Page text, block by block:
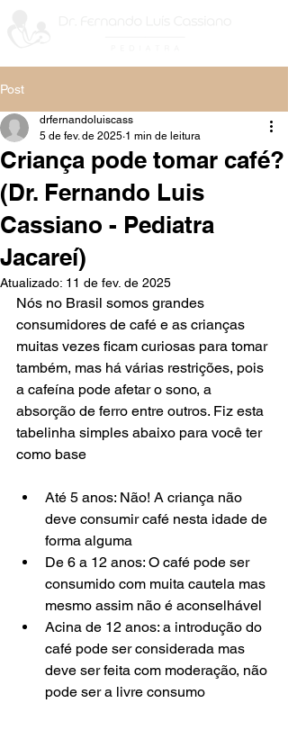
Post
Criança pode tomar café?
(Dr. Fernando Luis
Cassiano - Pediatra
Jacareí)
drfernandoluiscass
5 de fev. de 2025 1 min de leitura
Atualizado: 11 de fev. de 2025
Nós no Brasil somos grandes
consumidores de café e as crianças
muitas vezes ficam curiosas para tomar
também, mas há várias restrições, pois
a cafeína pode afetar o sono, a
absorção de ferro entre outros. Fiz esta
tabelinha simples abaixo para você ter
como base
Até 5 anos: Não! A criança não
deve consumir café nesta idade de
forma alguma
De 6 a 12 anos: O café pode ser
consumido com muita cautela mas
mesmo assim não é aconselhável
Acina de 12 anos: a introdução do
café pode ser considerada mas
deve ser feita com moderação, não
pode ser a livre consumo